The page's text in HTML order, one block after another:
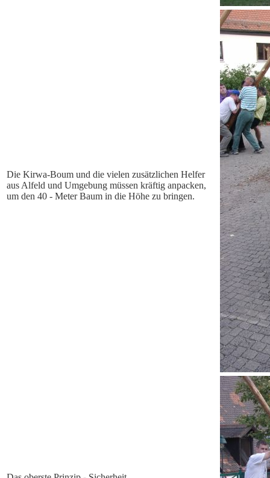
Die Kirwa-Boum und die vielen zusätzlichen Helfer
aus Alfeld und Umgebung müssen kräftig anpacken,
um den 40 - Meter Baum in die Höhe zu bringen.